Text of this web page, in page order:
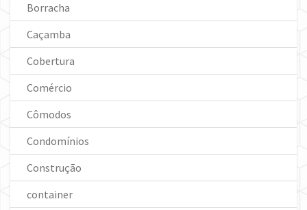
Borracha
Caçamba
Cobertura
Comércio
Cômodos
Condomínios
Construção
container